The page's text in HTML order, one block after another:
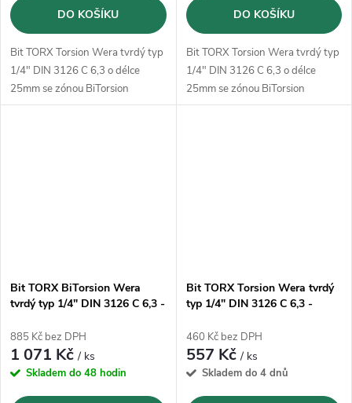
DO KOŠÍKU
Bit TORX Torsion Wera tvrdý typ
1/4" DIN 3126 C 6,3 o délce
25mm se zónou BiTorsion
DO KOŠÍKU
Bit TORX Torsion Wera tvrdý typ
1/4" DIN 3126 C 6,3 o délce
25mm se zónou BiTorsion
Bit TORX BiTorsion Wera
tvrdý typ 1/4" DIN 3126 C 6,3 -
10ks
885 Kč bez DPH
1 071 Kč/ ks
Skladem do 48 hodin
Bit TORX Torsion Wera tvrdý
typ 1/4" DIN 3126 C 6,3 -
10ks
460 Kč bez DPH
557 Kč/ ks
Skladem do 4 dnů